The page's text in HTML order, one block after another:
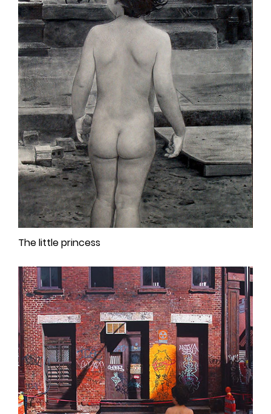
The little princess